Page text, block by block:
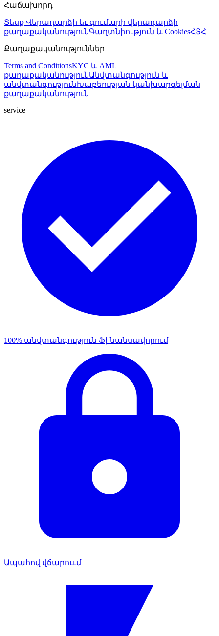
Հաճախորդ
Տեսք Վերադարձի եւ գումարի վերադարձի
քաղաքականությունԳաղտնիություն և CookiesՀՏՀ
Քաղաքականություններ
Terms and ConditionsKYC և AML
քաղաքականությունԱնվտանգություն և
անվտանգությունԽաբեության կանխարգելման
քաղաքականություն
service
100% անվտանգություն Ֆինանսավորում
Ապահով վճարոււմ